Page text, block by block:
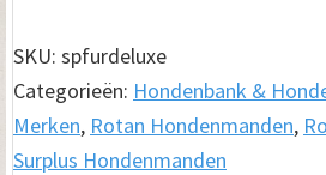
d
R
o
SKU: spfurdeluxe
Categorieën: Hondenbank &
Merken, Rotan Hondenmanden,
Surplus Hondenmanden